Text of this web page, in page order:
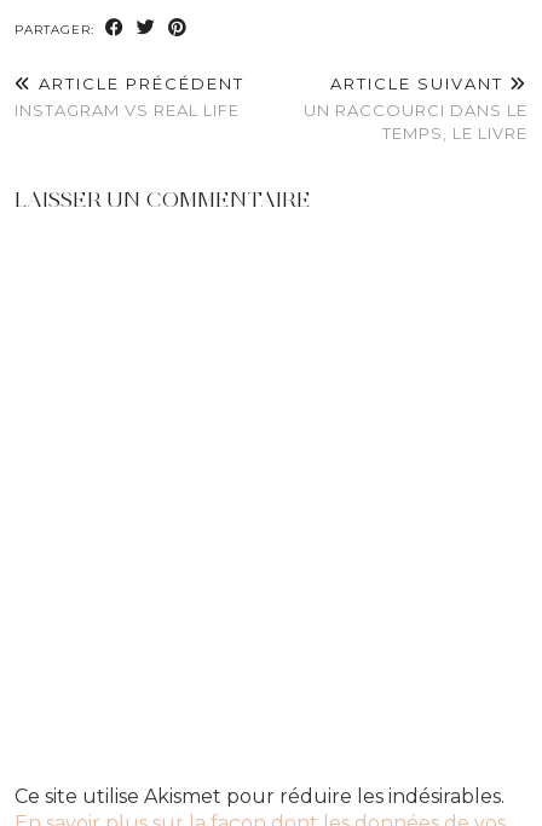
PARTAGER:
ARTICLE PRÉCÉDENT
INSTAGRAM VS REAL LIFE
ARTICLE SUIVANT
UN RACCOURCI DANS LE
TEMPS, LE LIVRE
LAISSER UN COMMENTAIRE
Ce site utilise Akismet pour réduire les indésirables.